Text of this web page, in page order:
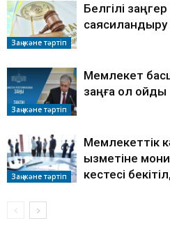
Заң және тәртіп
Белгілі
Заң және тәртіп
Мемлекет
заңға қол қойды
Заң және тәртіп
Мемлекеттік
қызметіне
кестесі